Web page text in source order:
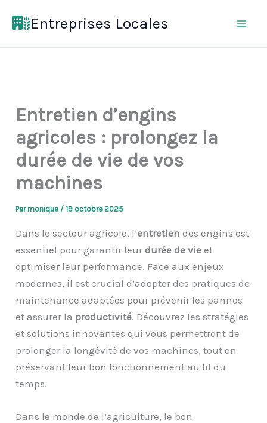
Entreprises Locales
Entretien d’engins
agricoles : prolongez la
durée de vie de vos
machines
Parmonique /19 octobre 2025
Dans le secteur agricole, l’entretien des engins est
essentiel pour garantir leurdurée de vie et
optimiser leur performance. Face aux enjeux
modernes, il est crucial d’adopter des pratiques de
maintenance adaptées pour prévenir les pannes
et assurer la productivité. Découvrez les stratégies
et solutions innovantes qui vous permettront de
prolonger la longévité de vos machines, tout en
préservant leur bon fonctionnement au fil du
temps.
Dans le monde de l’agriculture, le bon